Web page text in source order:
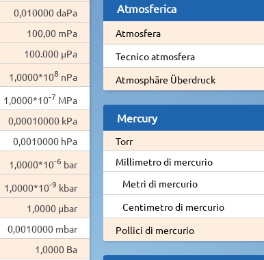
0,010000 daPa
100,00 mPa
100.000 µPa
1,0000*108 nPa
1,0000*10-7 MPa
0,00010000 kPa
0,0010000 hPa
1,0000*10-6 bar
1,0000*10-9 kbar
1,0000 µbar
0,0010000 mbar
1,0000 Ba
Atmosferica
Atmosfera
Tecnico atmosfera
Atmosphäre Überdruck
Mercury
Torr
Millimetro di mercurio
Metri di mercurio
Centimetro di mercurio
Pollici di mercurio